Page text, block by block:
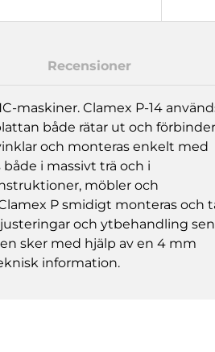
Recensioner
maskiner. Clamex P-14
både rätar ut och
och monteras enkelt med
i massivt trä och i
möbler och
P smidigt monteras och
och ytbehandling
sker med hjälp av en 4 mm
information.